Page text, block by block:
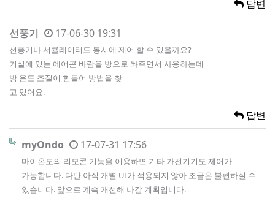
답변
선풍기 17-06-30 19:31
선풍기나 서큘레이터도 동시에 제어 할 수 있을까요?
거실에 있는 에어콘 바람을 방으로 쏴주면서 사용하는데
방 온도 조절이 힘들어 방법을 찾
고 있어요.
답변
myOndo 17-07-31 17:56
마이온도의 리모콘 기능을 이용하면 기타 가전기기도 제어가
가능합니다. 다만 아직 개별 UI가 적용되지 않아 조금은 불편하실 수
있습니다. 앞으로 계속 개선해 나갈 계획입니다.